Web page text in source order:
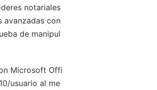
notariales
avanzadas con
de manipul
Microsoft Offi
usuario al me